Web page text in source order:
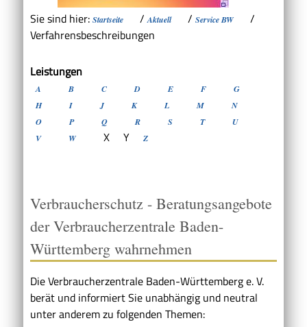
Sie sind hier: Startseite /Aktuell / Service BW
/
Verfahrensbeschreibungen
Leistungen
A B C D E F
G
H
I J K L M
N
O
P Q R S T
U
V
W X Y Z
Verbraucherschutz - Beratungsangebote
der Verbraucherzentrale Baden-
Württemberg wahrnehmen
Die Verbraucherzentrale Baden-Württemberg e. V.
berät und informiert Sie unabhängig und neutral
unter anderem zu folgenden Themen: